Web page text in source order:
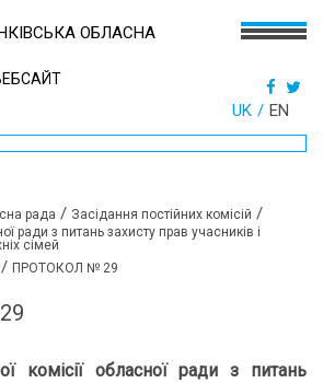
ОБЛАСНА
UK EN
рада / Засідання постійних комісій /
ради з питань захисту прав учасників і
сімей
/ ПРОТОКОЛ № 29
комісії обласної ради з питань